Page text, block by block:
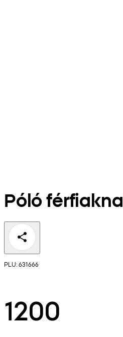
Póló
PLU: 631666
1200